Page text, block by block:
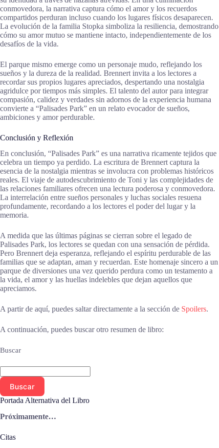
conmovedora, la narrativa captura cómo el amor y los recuerdos
compartidos perduran incluso cuando los lugares físicos desaparecen.
La evolución de la familia Stopka simboliza la resiliencia, demostrando
cómo su amor mutuo se mantiene intacto, independientemente de los
desafíos de la vida.
El parque mismo emerge como un personaje mudo, reflejando los
sueños y la dureza de la realidad. Brennert invita a los lectores a
recordar sus propios lugares apreciados, despertando una nostalgia
agridulce por tiempos más simples. El talento del autor para integrar
compasión, calidez y verdades sin adornos de la experiencia humana
convierte a “Palisades Park” en un relato evocador de sueños,
ambiciones y amor perdurable.
Conclusión y Reflexión
En conclusión, “Palisades Park” es una narrativa ricamente tejidos que
celebra un tiempo ya perdido. La escritura de Brennert captura la
esencia de la nostalgia mientras se involucra con problemas históricos
reales. El viaje de autodescubrimiento de Toni y las complejidades de
las relaciones familiares ofrecen una lectura poderosa y conmovedora.
La interrelación entre sueños personales y luchas sociales resuena
profundamente, recordando a los lectores el poder del lugar y la
memoria.
A medida que las últimas páginas se cierran sobre el legado de
Palisades Park, los lectores se quedan con una sensación de pérdida.
Pero Brennert deja esperanza, reflejando el espíritu perdurable de las
familias que se adaptan, aman y recuerdan. Este homenaje sincero a un
parque de diversiones una vez querido perdura como un testamento a
la vida, el amor y las huellas indelebles que dejan aquellos que
apreciamos.
A partir de aquí, puedes saltar directamente a la sección de Spoilers.
A continuación, puedes buscar otro resumen de libro:
Buscar
Buscar
Portada Alternativa del Libro
Próximamente…
Citas